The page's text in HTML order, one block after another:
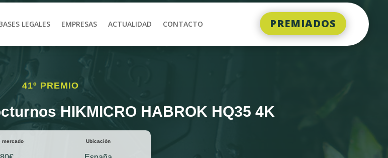
LEGALES EMPRESAS ACTUALIDAD CONTACTO PREMIADOS
41º PREMIO
HIKMICRO HABROK HQ35 4K
mercado Ubicación